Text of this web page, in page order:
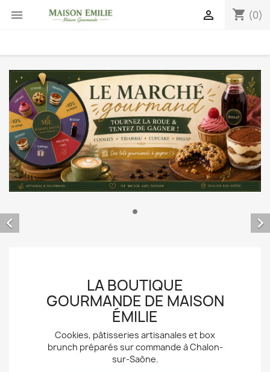
 shopping_cart (0)

 
LA BOUTIQUE
GOURMANDE DE MAISON
ÉMILIE
Cookies, pâtisseries artisanales et box
brunch préparés sur commande à Chalon-
sur-Saône.